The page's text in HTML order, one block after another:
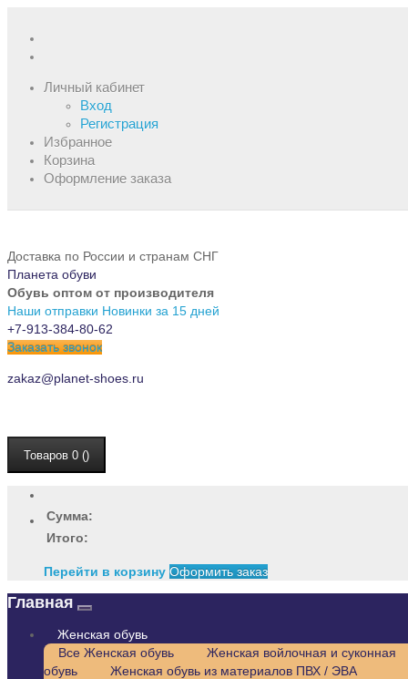
Личный кабинет
Вход
Регистрация
Избранное
Корзина
Оформление заказа
Доставка по России и странам СНГ
Планета обуви
Обувь оптом от производителя
Наши отправки Новинки за 15 дней
+7-913-384-80-62
Заказать звонок
zakaz@planet-shoes.ru
Товаров 0 ()
Сумма:
Итого:
Перейти в корзину Оформить заказ
Главная
Женская обувь
Все Женская обувь
Женская войлочная и суконная
обувь
Женская обувь из материалов ПВХ / ЭВА